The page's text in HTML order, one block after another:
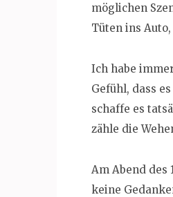
möglichen
Tüten ins
Ich habe
Gefühl, dass
schaffe es
zähle die
Am Abend des
keine